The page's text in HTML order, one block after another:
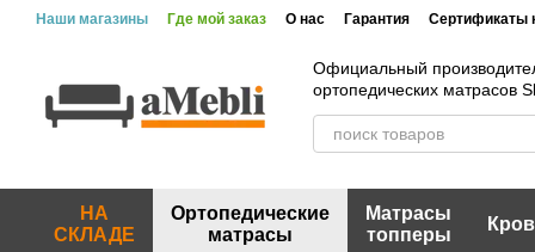
Перейти к основному контенту
Наши магазины Где мой заказ О нас Гарантия Сертификаты
Официальный
ортопедических матрасов
НА
СКЛАДЕ
Ортопедические
матрасы
Матрасы
топперы